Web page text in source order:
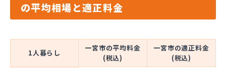
の平均相場と適正料金
1人暮らし
一宮市の平均料金
(税込)
一宮市の適正料金
(税込)